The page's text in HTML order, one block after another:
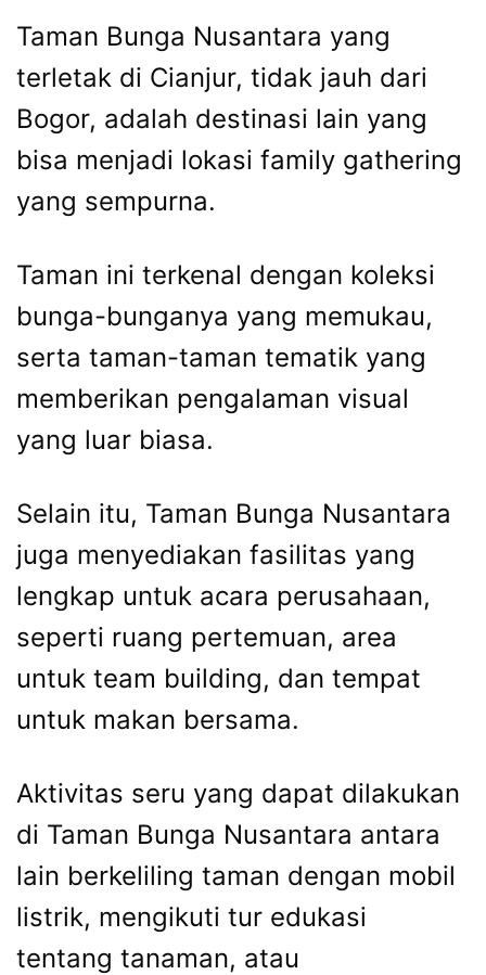
Taman Bunga Nusantara yang
terletak di Cianjur, tidak jauh dari
Bogor, adalah destinasi lain yang
bisa menjadi lokasi family gathering
yang sempurna.
Taman ini terkenal dengan koleksi
bunga-bunganya yang memukau,
serta taman-taman tematik yang
memberikan pengalaman visual
yang luar biasa.
Selain itu, Taman Bunga Nusantara
juga menyediakan fasilitas yang
lengkap untuk acara perusahaan,
seperti ruang pertemuan, area
untuk team building, dan tempat
untuk makan bersama.
Aktivitas seru yang dapat dilakukan
di Taman Bunga Nusantara antara
lain berkeliling taman dengan mobil
listrik, mengikuti tur edukasi
tentang tanaman, atau